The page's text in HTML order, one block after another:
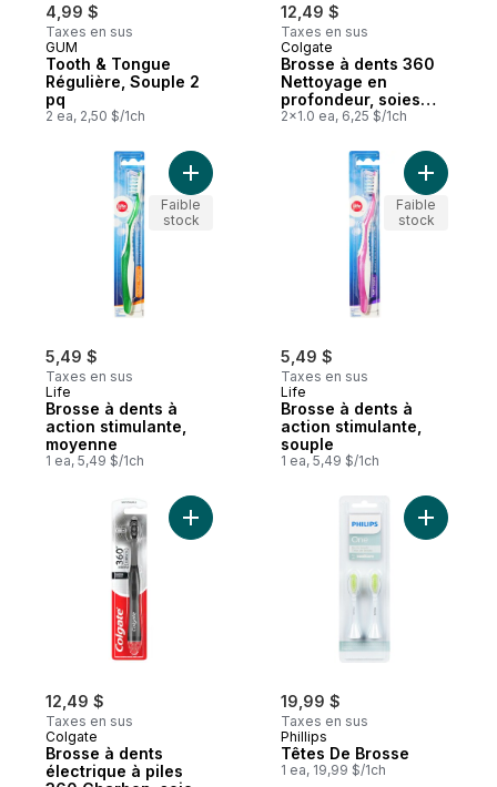
4,99 $
Taxes en sus
GUM
Tooth & Tongue
Régulière, Souple 2
pq
2 ea, 2,50 $/1ch
12,49 $
Taxes en sus
Colgate
Brosse à dents 360
Nettoyage en
profondeur, soies
souples, lot de 2
2x1.0 ea, 6,25 $/1ch
5,49 $
Taxes en sus
Life
Brosse à dents à
action stimulante,
moyenne
1 ea, 5,49 $/1ch
Ajouter Brosse à dents à action
Faible
stock
5,49 $
Taxes en sus
Life
Brosse à dents à
action stimulante,
souple
1 ea, 5,49 $/1ch
Ajouter
Faible
stock
12,49 $
Taxes en sus
Colgate
Brosse à dents
électrique à piles
Ajouter Brosse à dents électrique à piles
19,99 $
Taxes en sus
Phillips
Têtes De Brosse
1 ea, 19,99 $/1ch
Ajouter